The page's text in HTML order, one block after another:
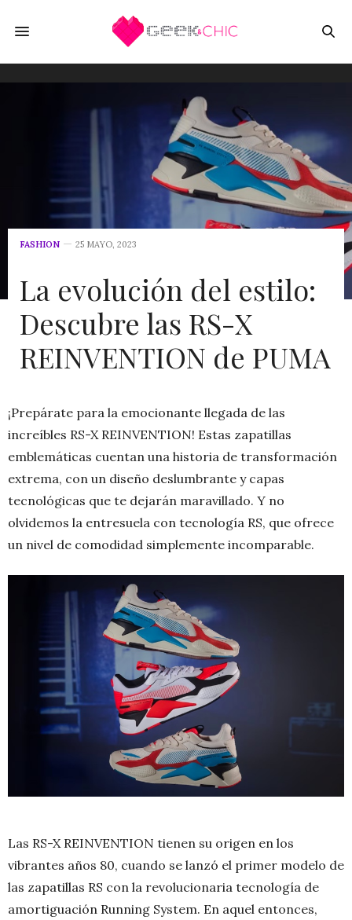
FASHION 25 MAYO, 2023
La evolución del estilo:
Descubre las RS-X
REINVENTION de PUMA
¡Prepárate para la emocionante llegada de las
increíbles RS-X REINVENTION! Estas zapatillas
emblemáticas cuentan una historia de transformación
extrema, con un diseño deslumbrante y capas
tecnológicas que te dejarán maravillado. Y no
olvidemos la entresuela con tecnología RS, que ofrece
un nivel de comodidad simplemente incomparable.
Las RS-X REINVENTION tienen su origen en los
vibrantes años 80, cuando se lanzó el primer modelo de
las zapatillas RS con la revolucionaria tecnología de
amortiguación Running System. En aquel entonces,